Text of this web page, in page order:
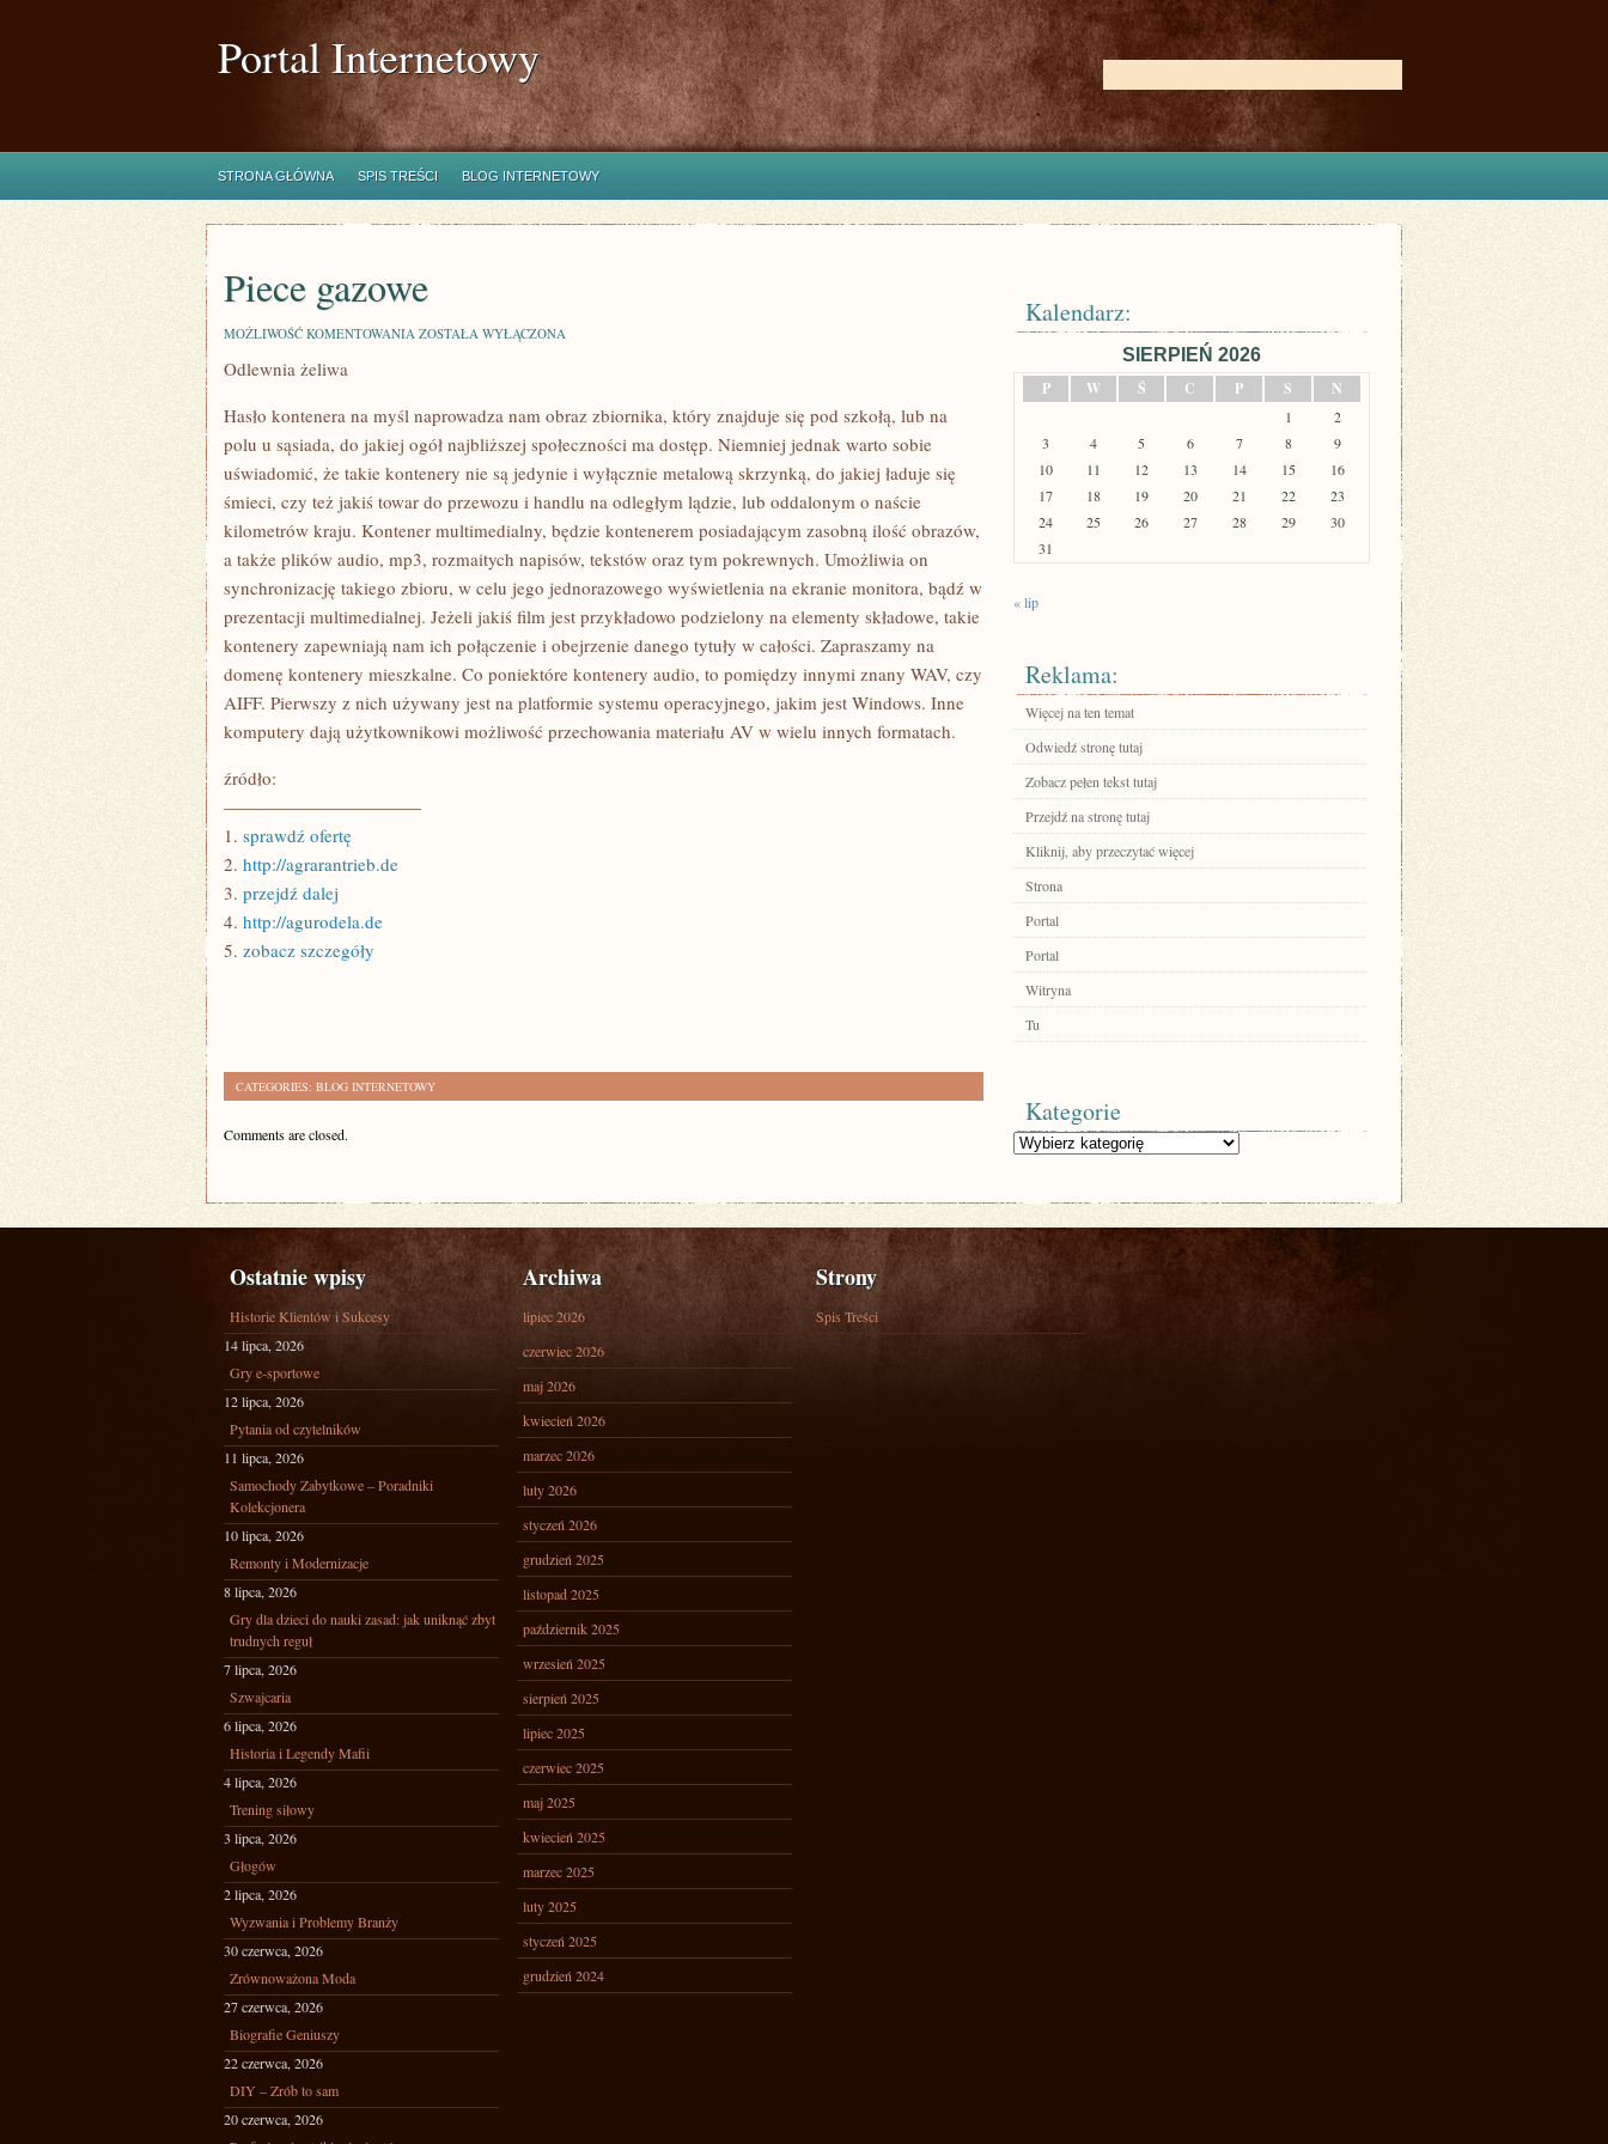
Portal Internetowy
STRONA GŁÓWNA SPIS TREŚCI BLOG INTERNETOWY
Piece gazowe
MOŻLIWOŚĆ KOMENTOWANIA PIECE
ZOSTAŁA WYŁĄCZONA
Odlewnia żeliwa
Hasło kontenera na myśl naprowadza nam obraz zbiornika, który znajduje się pod szkołą, lub na
polu u sąsiada, do jakiej ogół najbliższej społeczności ma dostęp. Niemniej jednak warto sobie
uświadomić, że takie kontenery nie są jedynie i wyłącznie metalową skrzynką, do jakiej ładuje się
śmieci, czy też jakiś towar do przewozu i handlu na odległym lądzie, lub oddalonym o naście
kilometrów kraju. Kontener multimedialny, będzie kontenerem posiadającym zasobną ilość obrazów,
a także plików audio, mp3, rozmaitych napisów, tekstów oraz tym pokrewnych. Umożliwia on
synchronizację takiego zbioru, w celu jego jednorazowego wyświetlenia na ekranie monitora, bądź w
prezentacji multimedialnej. Jeżeli jakiś film jest przykładowo podzielony na elementy składowe, takie
kontenery zapewniają nam ich połączenie i obejrzenie danego tytuły w całości. Zapraszamy na
domenę kontenery mieszkalne. Co poniektóre kontenery audio, to pomiędzy innymi znany WAV, czy
AIFF. Pierwszy z nich używany jest na platformie systemu operacyjnego, jakim jest Windows. Inne
komputery dają użytkownikowi możliwość przechowania materiału AV w wielu innych formatach.
źródło:
———————————
1. sprawdź ofertę
2. http://agrarantrieb.de
3. przejdź dalej
4. http://agurodela.de
5. zobacz szczegóły
CATEGORIES: BLOG INTERNETOWY
Comments are closed.
Kalendarz:
SIERPIEŃ 2026
P
W Ś C P S N
1
2
3
4 5 6 7 8
9
10
11 12 13 14 15
16
17
18 19 20 21 22
23
24
25 26 27 28 29
30
31
« lip
Reklama:
Więcej na ten temat
Odwiedź stronę tutaj
Zobacz pełen tekst tutaj
Przejdź na stronę tutaj
Kliknij, aby przeczytać więcej
Strona
Portal
Portal
Witryna
Tu
Kategorie
Kategorie
Ostatnie wpisy
Historie Klientów i Sukcesy
14 lipca, 2026
Gry e-sportowe
12 lipca, 2026
Pytania od czytelników
11 lipca, 2026
Samochody Zabytkowe – Poradniki
Kolekcjonera
10 lipca, 2026
Remonty i Modernizacje
8 lipca, 2026
Gry dla dzieci do nauki zasad: jak uniknąć zbyt
trudnych reguł
7 lipca, 2026
Szwajcaria
6 lipca, 2026
Historia i Legendy Mafii
4 lipca, 2026
Trening siłowy
3 lipca, 2026
Głogów
2 lipca, 2026
Wyzwania i Problemy Branży
30 czerwca, 2026
Zrównoważona Moda
27 czerwca, 2026
Biografie Geniuszy
22 czerwca, 2026
DIY – Zrób to sam
20 czerwca, 2026
Archiwa
lipiec 2026
czerwiec 2026
maj 2026
kwiecień 2026
marzec 2026
luty 2026
styczeń 2026
grudzień 2025
listopad 2025
październik 2025
wrzesień 2025
sierpień 2025
lipiec 2025
czerwiec 2025
maj 2025
kwiecień 2025
marzec 2025
luty 2025
styczeń 2025
grudzień 2024
Strony
Spis Treści